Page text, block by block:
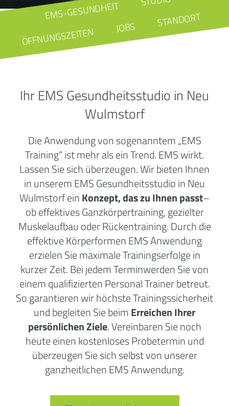
EMS-GESUNDHEIT
ÖFFNUNGSZEITEN JOBS STANDORT
Ihr EMS Gesundheitsstudio in Neu
Wulmstorf
Die Anwendung von sogenanntem „EMS
Training“ ist mehr als ein Trend. EMS wirkt.
Lassen Sie sich überzeugen. Wir bieten Ihnen
in unserem EMS Gesundheitsstudio in Neu
Wulmstorf einKonzept, das zu Ihnen passt–
ob effektives Ganzkörpertraining, gezielter
Muskelaufbau oder Rückentraining. Durch die
effektive Körperformen EMS Anwendung
erzielen Sie maximale Trainingserfolge in
kurzer Zeit. Bei jedem Terminwerden Sie von
einem qualifizierten Personal Trainer betreut.
So garantieren wir höchste Trainingssicherheit
und begleiten Sie beimErreichen Ihrer
persönlichen Ziele. Vereinbaren Sie noch
heute einen kostenloses Probetermin und
überzeugen Sie sich selbst von unserer
ganzheitlichen EMS Anwendung.